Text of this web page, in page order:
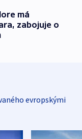
má
zabojuje o
evropskými